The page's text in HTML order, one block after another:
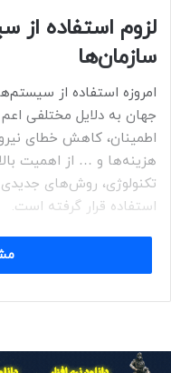
لزوم استفاده از
سازمان‌ها
امروزه استفاده از
جهان به دلایل مختلفی
اطمینان، کاهش خطای
هزینه‌ها و … از اهمیت
تکنولوژی، روش‌های جدیدی
استفاده قرار گرفته است.
استفاده از سیستم کنترل
اکسس کنترل هم شناخته
برقراری امنیت در
با وجود اینکه افراد زیادی
امنیت در سازمان خود